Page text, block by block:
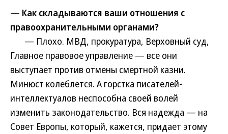
— Как складываются ваши отношения с
правоохранительными органами?
— Плохо. МВД, прокуратура, Верховный суд,
Главное правовое управление — все они
выступает против отмены смертной казни.
Минюст колеблется. А горстка писателей-
интеллектуалов неспособна своей волей
изменить законодательство. Вся надежда — на
Совет Европы, который, кажется, придает этому